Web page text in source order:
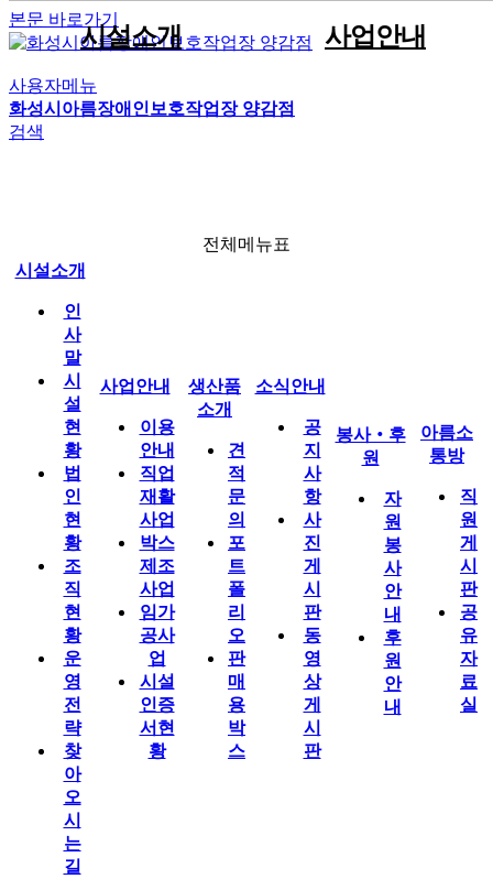
본문 바로가기
사용자메뉴
화성시아름장애인보호작업장 양감점
검색
시설소개
인사말
찾아오시는길
사업안내
견적문의
공지사항
봉사‧후원
자원봉사안내
아름소통방
직원게시판
전체메뉴표
시설소개
인
사
말
시
설
현
황
법
인
현
황
조
직
현
황
운
영
전
략
찾
아
오
시
는
길
사업안내
이용
안내
직업
재활
사업
박스
제조
사업
임가
공사
업
시설
인증
서현
황
생산품
소개
견
적
문
의
포
트
폴
리
오
판
매
용
박
스
소식안내
공
지
사
항
사
진
게
시
판
동
영
상
게
시
판
봉사‧후
원
자
원
봉
사
안
내
후
원
안
내
아름소
통방
직
원
게
시
판
공
유
자
료
실